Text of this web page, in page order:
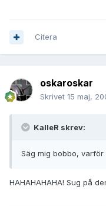
Citera
oskaroskar
Skrivet 15 maj,
KalleR skrev:
Säg mig bobbo,
HAHAHAHAHA! Sug på